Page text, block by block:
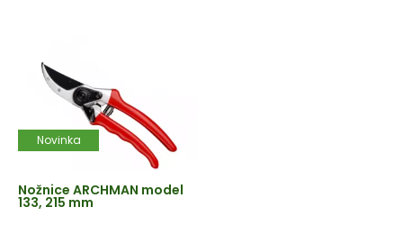
Novinka
Nožnice ARCHMAN model
133, 215 mm